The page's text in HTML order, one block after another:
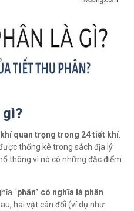
gì?
quan trọng trong 24 tiết khí
thống kê trong sách địa lý
thông vì nó có những đặc điểm
“phân” có nghĩa là phân
hai vật cân đối (ví dụ như